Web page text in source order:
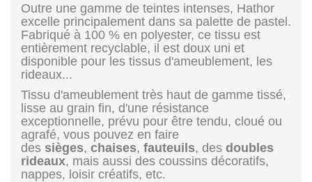
Outre une gamme de teintes intenses, Hathor
excelle principalement dans sa palette de pastel.
Fabriqué à 100 % en polyester, ce tissu est
entièrement recyclable, il est doux uni et
disponible pour les tissus d'ameublement, les
rideaux...
Tissu d'ameublement très haut de gamme tissé,
lisse au grain fin, d'une résistance
exceptionnelle, prévu pour être tendu, cloué ou
agrafé, vous pouvez en faire
des sièges, chaises, fauteuils, des doubles
rideaux, mais aussi des coussins décoratifs,
nappes, loisir créatifs, etc.